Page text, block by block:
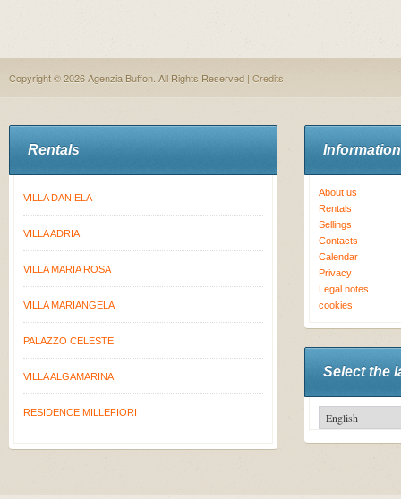
Copyright © 2026 Agenzia Buffon. All Rights Reserved | Credits
Rentals
VILLA DANIELA
VILLA ADRIA
VILLA MARIA ROSA
VILLA MARIANGELA
PALAZZO CELESTE
VILLA ALGAMARINA
RESIDENCE MILLEFIORI
Information
About us
Rentals
Sellings
Contacts
Calendar
Privacy
Legal notes
cookies
Select the